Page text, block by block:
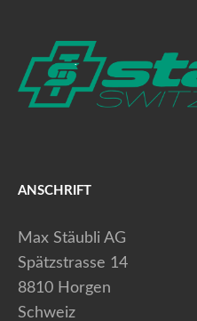
ANSCHRIFT
Max Stäubli AG
Spätzstrasse 14
8810 Horgen
Schweiz